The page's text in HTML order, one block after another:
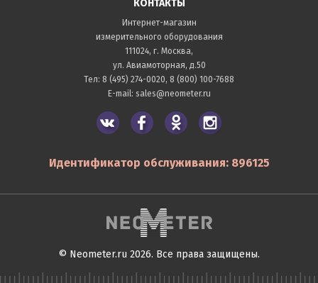
КОНТАКТЫ
Интернет-магазин
измерительного оборудования
111024, г. Москва,
ул. Авиамоторная, д.50
Тел: 8 (495) 274-0020, 8 (800) 100-7688
E-mail: sales@neometer.ru
Идентификатор обслуживания: 896125
© Neometer.ru 2026. Все права защищены.